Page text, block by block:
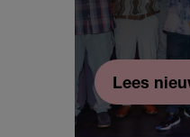
Lees